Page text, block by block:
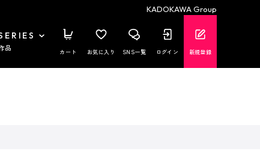
KADOKAWA Group
品 カート お気に入り SNS一覧 ログイン 新規登録